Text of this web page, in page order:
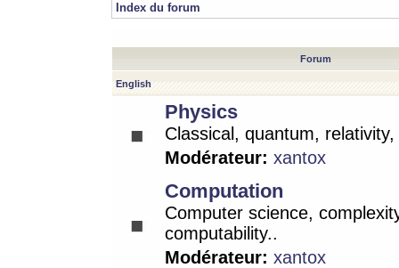
Index du forum
Forum
English
Physics
Classical, quantum,
Modérateur: xantox
Computation
Computer science,
computability..
Modérateur: xantox